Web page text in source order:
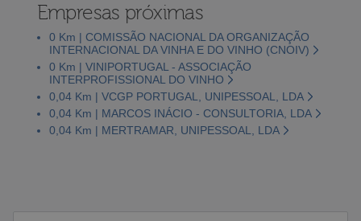
Empresas próximas
0 Km | COMISSÃO NACIONAL DA ORGANIZAÇÃO
INTERNACIONAL DA VINHA E DO VINHO (CNOIV)
0 Km | VINIPORTUGAL - ASSOCIAÇÃO
INTERPROFISSIONAL DO VINHO
0,04 Km | VCGP PORTUGAL, UNIPESSOAL, LDA
0,04 Km | MARCOS INÁCIO - CONSULTORIA, LDA
0,04 Km | MERTRAMAR, UNIPESSOAL, LDA